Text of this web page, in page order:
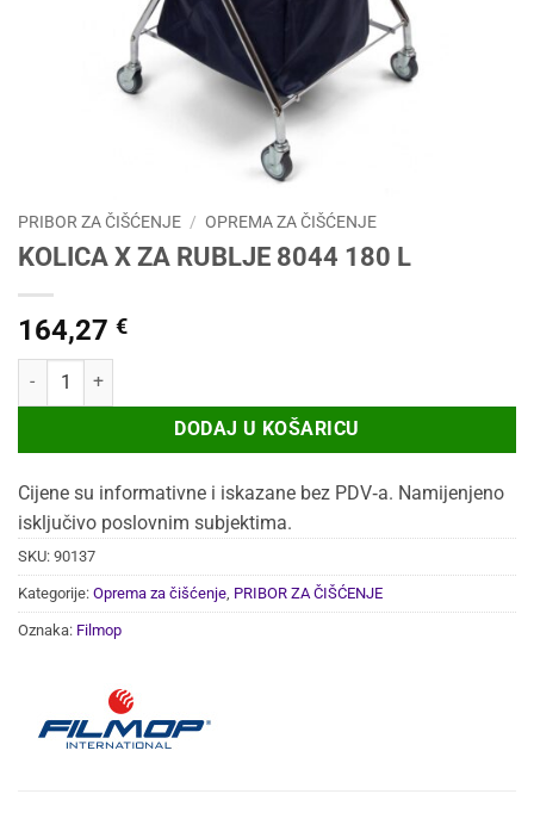
PRIBOR ZA ČIŠĆENJE / OPREMA ZA ČIŠĆENJE
KOLICA X ZA RUBLJE 8044 180 L
164,27 €
KOLICA X ZA RUBLJE 8044 180 L količina
DODAJ U KOŠARICU
Cijene su informativne i iskazane bez PDV‑a. Namijenjeno
isključivo poslovnim subjektima.
SKU: 90137
Kategorije: Oprema za čišćenje PRIBOR ZA ČIŠĆENJE
Oznaka: Filmop